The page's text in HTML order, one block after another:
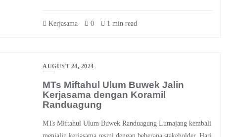
Kerjasama 0 1 min read
AUGUST 24, 2024
MTs Miftahul Ulum Buwek Jalin
Kerjasama dengan Koramil
Randuagung
MTs Miftahul Ulum Buwek Randuagung Lumajang kembali